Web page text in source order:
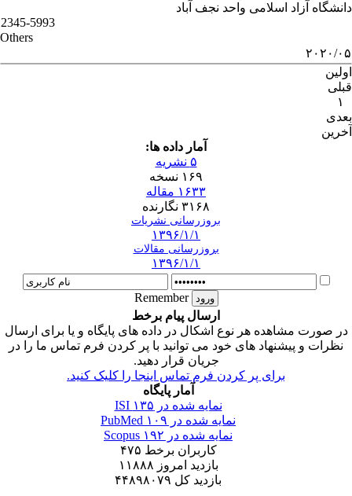
دانشگاه آزاد اسلامی واحد نجف آباد
2345-5993
Others
۲۰۲۰/۰۵
اولین
قبلی
۱
بعدی
آخرین
آمار داده ها:
۵ نشریه
۱۶۹ نسخه
۱۶۳۳ مقاله
۳۱۶۸ نگارنده
بروزرسانی نشریات
۱۳۹۶/۱/۱
بروزرسانی مقالات
۱۳۹۶/۱/۱
Remember
ارسال پیام برخط
در صورت مشاهده هر نوع اشکال در داده های پایگاه و یا برای ارسال
نظرات و پیشنهاد های خود می توانید با پر کردن فرم تماس ما را در
جریان قرار دهید.
برای پر کردن فرم تماس اینجا را کلیک کنید.
آمار پایگاه
نمایه شده در ISI ۱۳۵
نمایه شده در PubMed ۱۰۹
نمایه شده در Scopus ۱۹۲
کاربران برخط ۴۷۵
بازدید امروز ۱۱۸۸۸
بازدید کل ۴۴۸۹۸۰۷۹